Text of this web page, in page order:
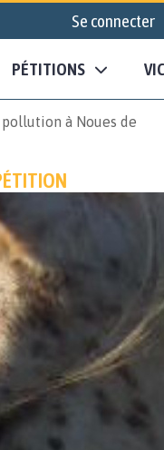
Se connecter
PÉTITIONS
à Noues de